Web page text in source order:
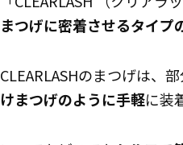
まつげに密着させるタイプ
CLEARLASHのまつげは、
けまつげのように手軽に装